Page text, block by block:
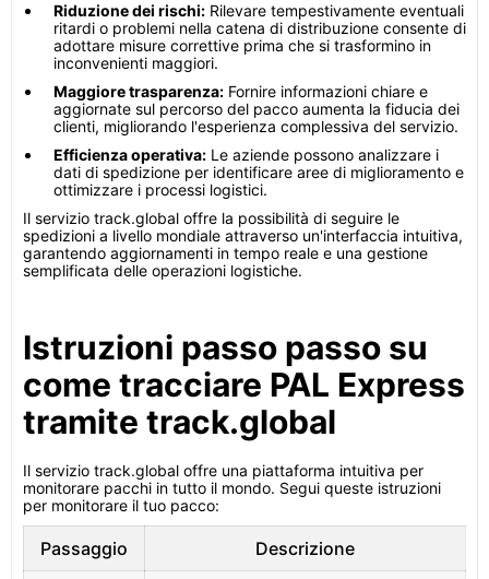
Riduzione dei rischi: Rilevare tempestivamente eventuali
ritardi o problemi nella catena di distribuzione consente di
adottare misure correttive prima che si trasformino in
inconvenienti maggiori.
Maggiore trasparenza: Fornire informazioni chiare e
aggiornate sul percorso del pacco aumenta la fiducia dei
clienti, migliorando l'esperienza complessiva del servizio.
Efficienza operativa: Le aziende possono analizzare i
dati di spedizione per identificare aree di miglioramento e
ottimizzare i processi logistici.
Il servizio track.global offre la possibilità di seguire le
spedizioni a livello mondiale attraverso un'interfaccia intuitiva,
garantendo aggiornamenti in tempo reale e una gestione
semplificata delle operazioni logistiche.
Istruzioni passo passo su
come tracciare PAL Express
tramite track.global
Il servizio track.global offre una piattaforma intuitiva per
monitorare pacchi in tutto il mondo. Segui queste istruzioni
per monitorare il tuo pacco:
Passaggio Descrizione